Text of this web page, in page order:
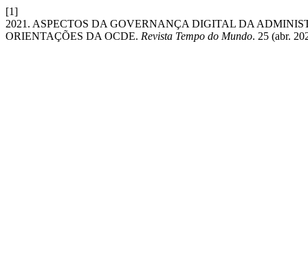
[1]
2021. ASPECTOS DA GOVERNANÇA DIGITAL DA
ORIENTAÇÕES DA OCDE. Revista Tempo do Mundo. 25 (abr.